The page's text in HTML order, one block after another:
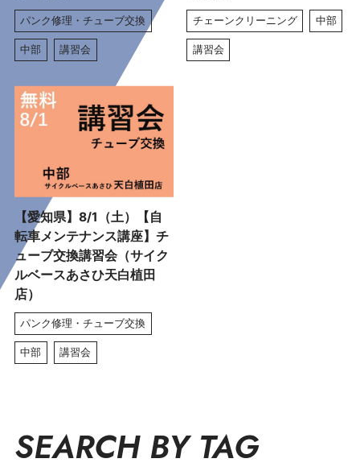
パンク修理・チューブ交換
中部 講習会
チェーンクリーニング 中部
講習会
【愛知県】8/1（土）【自
転車メンテナンス講座】チ
ューブ交換講習会（サイク
ルベースあさひ天白植田
店）
パンク修理・チューブ交換
中部 講習会
SEARCH BY TAG